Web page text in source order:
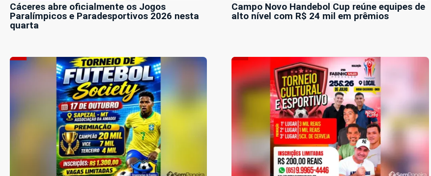
Cáceres abre oficialmente os Jogos
Paralímpicos e Paradesportivos 2026 nesta
quarta
Campo Novo Handebol Cup reúne equipes de
alto nível com R$ 24 mil em prêmios